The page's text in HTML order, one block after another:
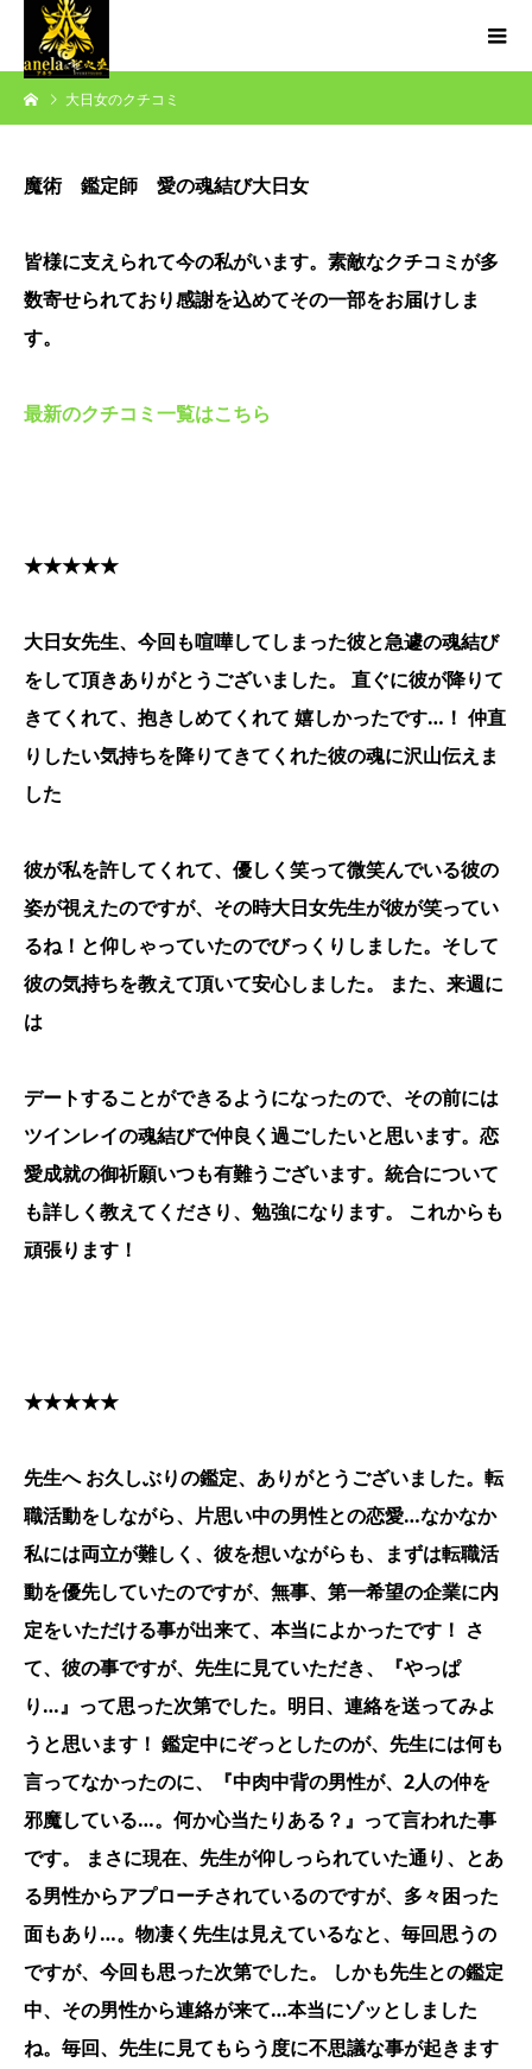
大日女のクチコミ
魔術 鑑定師 愛の魂結び大日女
皆様に支えられて今の私がいます。素敵なクチコミが多
数寄せられており感謝を込めてその一部をお届けしま
す。
最新のクチコミ一覧はこちら
★★★★★
大日女先生、今回も喧嘩してしまった彼と急遽の魂結び
をして頂きありがとうございました。 直ぐに彼が降りて
きてくれて、抱きしめてくれて 嬉しかったです…！ 仲直
りしたい気持ちを降りてきてくれた彼の魂に沢山伝えま
した
彼が私を許してくれて、優しく笑って微笑んでいる彼の
姿が視えたのですが、その時大日女先生が彼が笑ってい
るね！と仰しゃっていたのでびっくりしました。そして
彼の気持ちを教えて頂いて安心しました。 また、来週に
は
デートすることができるようになったので、その前には
ツインレイの魂結びで仲良く過ごしたいと思います。恋
愛成就の御祈願いつも有難うございます。統合について
も詳しく教えてくださり、勉強になります。 これからも
頑張ります！
★★★★★
先生へ お久しぶりの鑑定、ありがとうございました。転
職活動をしながら、片思い中の男性との恋愛…なかなか
私には両立が難しく、彼を想いながらも、まずは転職活
動を優先していたのですが、無事、第一希望の企業に内
定をいただける事が出来て、本当によかったです！ さ
て、彼の事ですが、先生に見ていただき、『やっぱ
り…』って思った次第でした。明日、連絡を送ってみよ
うと思います！ 鑑定中にぞっとしたのが、先生には何も
言ってなかったのに、『中肉中背の男性が、2人の仲を
邪魔している…。何か心当たりある？』って言われた事
です。 まさに現在、先生が仰しっられていた通り、とあ
る男性からアプローチされているのですが、多々困った
面もあり…。物凄く先生は見えているなと、毎回思うの
ですが、今回も思った次第でした。 しかも先生との鑑定
中、その男性から連絡が来て…本当にゾッとしました
ね。毎回、先生に見てもらう度に不思議な事が起きます